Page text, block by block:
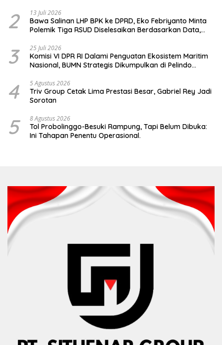
2 13 Juli 2026
Bawa Salinan LHP BPK ke DPRD, Eko Febriyanto Minta
Polemik Tiga RSUD Diselesaikan Berdasarkan Data,
3 25 Juli 2026
Komisi VI DPR RI Dalami Penguatan Ekosistem Maritim
Nasional, BUMN Strategis Dikumpulkan di Pelindo
4 5 Agustus 2026
Triv Group Cetak Lima Prestasi Besar, Gabriel Rey Jadi
Sorotan
5 8 Agustus 2026
Tol Probolinggo-Besuki Rampung, Tapi Belum Dibuka:
Ini Tahapan Penentu Operasional.